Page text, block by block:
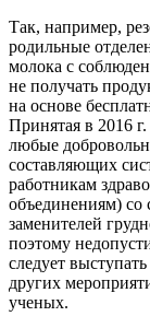
Так, например,
родильные
молока с
не получать
на основе
Принятая в 2016
любые
составляющих
работникам
объединениям) со
заменителей
поэтому
следует
других
ученых.